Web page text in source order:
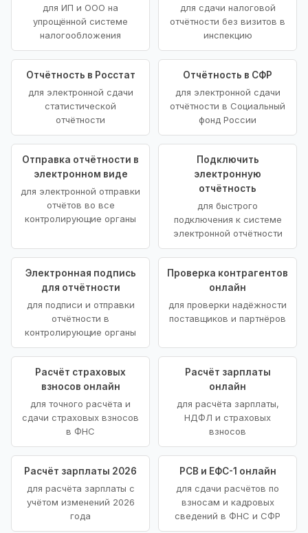
для ИП и ООО на
упрощённой системе
налогообложения
для сдачи налоговой
отчётности без визитов в
инспекцию
Отчётность в Росстат
для электронной сдачи
статистической
отчётности
Отчётность в СФР
для электронной сдачи
отчётности в Социальный
фонд России
Отправка отчётности в
электронном виде
для электронной отправки
отчётов во все
контролирующие органы
Подключить
электронную
отчётность
для быстрого
подключения к системе
электронной отчётности
Электронная подпись
для отчётности
для подписи и отправки
отчётности в
контролирующие органы
Проверка контрагентов
онлайн
для проверки надёжности
поставщиков и партнёров
Расчёт страховых
взносов онлайн
для точного расчёта и
сдачи страховых взносов
в ФНС
Расчёт зарплаты
онлайн
для расчёта зарплаты,
НДФЛ и страховых
взносов
Расчёт зарплаты 2026
для расчёта зарплаты с
учётом изменений 2026
года
РСВ и ЕФС-1 онлайн
для сдачи расчётов по
взносам и кадровых
сведений в ФНС и СФР